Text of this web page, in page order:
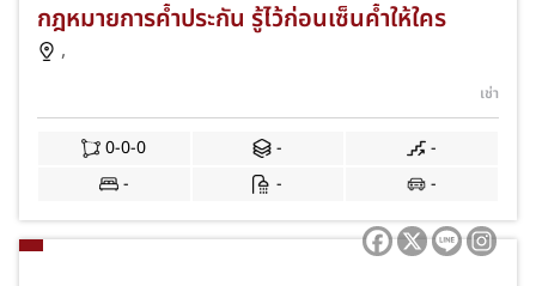
กฎหมายการค้ำประกัน รู้ไว้ก่อนเซ็นค้ำให้ใคร
,
เช่า
0-0-0 -
-
-
- -